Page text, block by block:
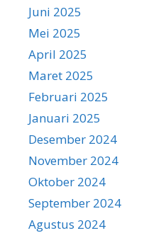
Juni 2025
Mei 2025
April 2025
Maret 2025
Februari 2025
Januari 2025
Desember 2024
November 2024
Oktober 2024
September 2024
Agustus 2024